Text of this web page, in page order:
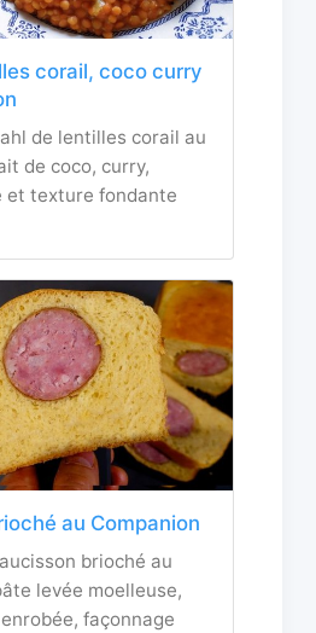
corail, coco curry
de lentilles corail au
de coco, curry,
et texture fondante
au Companion
brioché au
levée moelleuse,
façonnage